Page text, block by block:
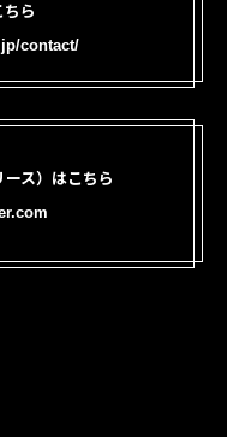
ら
contact/
ス）はこちら